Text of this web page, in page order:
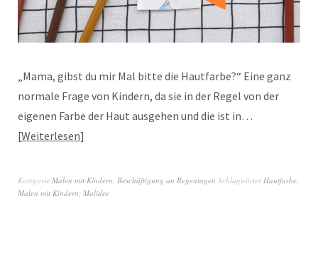
„Mama, gibst du mir Mal bitte die Hautfarbe?“ Eine ganz
normale Frage von Kindern, da sie in der Regel von der
eigenen Farbe der Haut ausgehen und die ist in…
Weiterlesen
Kategorie Malen mit Kindern, Beschäftigung an Regentagen SchlagwörterHautfarbe,
Malen mit Kindern, Malidee